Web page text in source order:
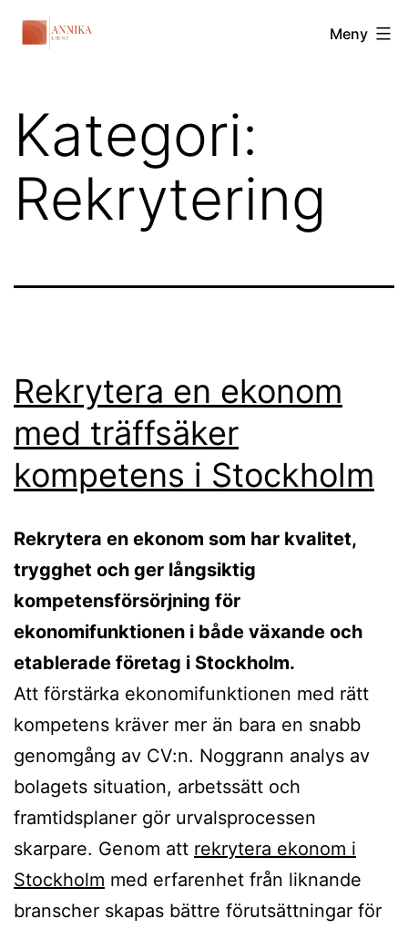
Hoppa
Annikalidne.com Meny
Kategori:
Rekrytering
Rekrytera en ekonom
med träffsäker
kompetens i Stockholm
Rekrytera en ekonom som har kvalitet,
trygghet och ger långsiktig
kompetensförsörjning för
ekonomifunktionen i både växande och
etablerade företag i Stockholm.
Att förstärka ekonomifunktionen med rätt
kompetens kräver mer än bara en snabb
genomgång av CV:n. Noggrann analys av
bolagets situation, arbetssätt och
framtidsplaner gör urvalsprocessen
skarpare. Genom att rekrytera ekonom i
Stockholm med erfarenhet från liknande
branscher skapas bättre förutsättningar för